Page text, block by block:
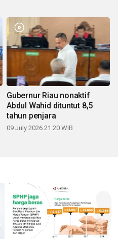
Gubernur Riau nonaktif
Abdul Wahid dituntut 8,5
tahun penjara
09 July 2026 21:20 WIB